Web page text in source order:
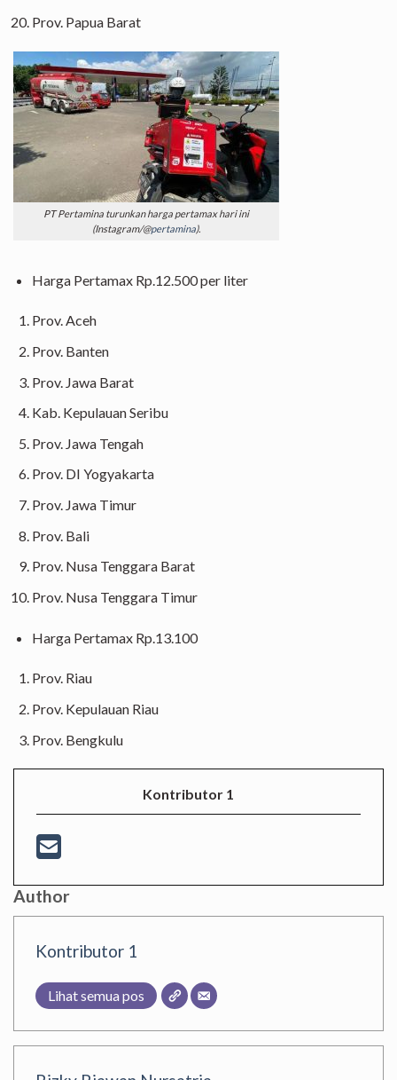
Prov. Papua Barat
PT Pertamina turunkan harga pertamax hari ini
(Instagram/@pertamina).
Harga Pertamax Rp.12.500 per liter
Prov. Aceh
Prov. Banten
Prov. Jawa Barat
Kab. Kepulauan Seribu
Prov. Jawa Tengah
Prov. DI Yogyakarta
Prov. Jawa Timur
Prov. Bali
Prov. Nusa Tenggara Barat
Prov. Nusa Tenggara Timur
Harga Pertamax Rp.13.100
Prov. Riau
Prov. Kepulauan Riau
Prov. Bengkulu
Kontributor 1
Author
Kontributor 1
Lihat semua pos